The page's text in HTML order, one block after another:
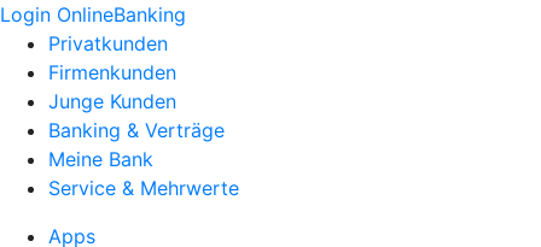
Login OnlineBanking
Privatkunden
Firmenkunden
Junge Kunden
Banking & Verträge
Meine Bank
Service & Mehrwerte
Apps